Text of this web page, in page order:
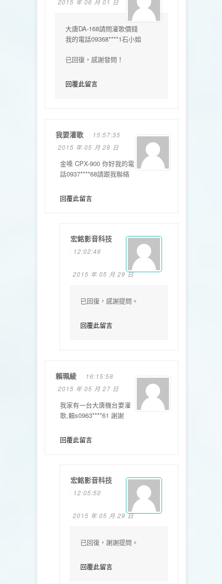
2015 年 06 月 01 日
大唐DA-168請問灌歌價錢
我的電話09368****1石小姐
已回復，感謝發問！
回覆此留言
我要灌歌
15:57:35
2015 年 05 月 28 日
金嗓 CPX-900 你好我的電
話0937****68請跟我聯絡
回覆此留言
宏銘影音科技
12:02:46
2015 年 05 月 29 日
已回復，感謝提問。
回覆此留言
賴珮綾
16:15:58
2015 年 05 月 27 日
我家有一台大唐機台要灌
歌,賴s0963****61 謝謝
回覆此留言
宏銘影音科技
12:05:50
2015 年 05 月 29 日
已回復，謝謝提問。
回覆此留言